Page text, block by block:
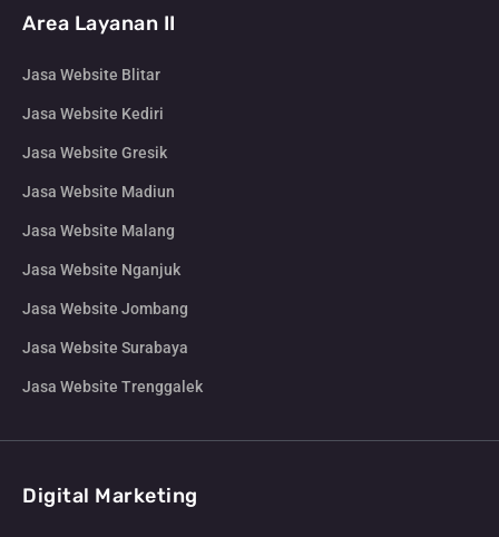
Area Layanan II
Jasa Website Blitar
Jasa Website Kediri
Jasa Website Gresik
Jasa Website Madiun
Jasa Website Malang
Jasa Website Nganjuk
Jasa Website Jombang
Jasa Website Surabaya
Jasa Website Trenggalek
Digital Marketing